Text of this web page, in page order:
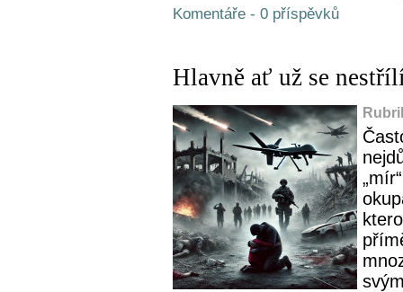
Komentáře - 0 příspěvků
Hlavně ať už se